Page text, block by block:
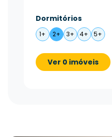
Dormitórios
1+ 2+ 3+ 4+ 5+
Ver 0 imóveis